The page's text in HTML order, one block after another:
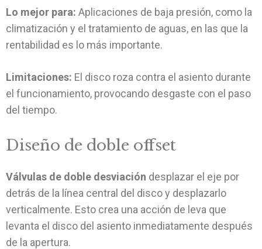
Lo mejor para: Aplicaciones de baja presión, como la
climatización y el tratamiento de aguas, en las que la
rentabilidad es lo más importante.
Limitaciones: El disco roza contra el asiento durante
el funcionamiento, provocando desgaste con el paso
del tiempo.
Diseño de doble offset
Válvulas de doble desviación desplazar el eje por
detrás de la línea central del disco y desplazarlo
verticalmente. Esto crea una acción de leva que
levanta el disco del asiento inmediatamente después
de la apertura.